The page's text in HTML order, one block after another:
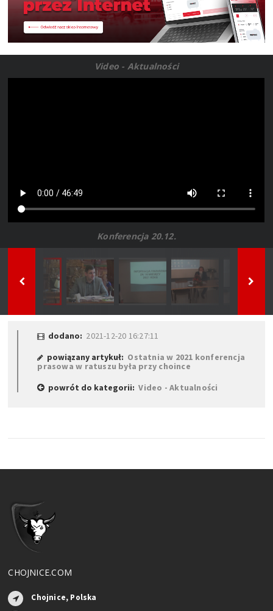
Video - Aktualności
Konferencja 20.12.
dodano: 2021-12-20 16:27:11
powiązany artykuł: Ostatnia w 2021 konferencja
prasowa w ratuszu była przy choince
powrót do kategorii:Video - Aktualności
CHOJNICE.COM
Chojnice, Polska